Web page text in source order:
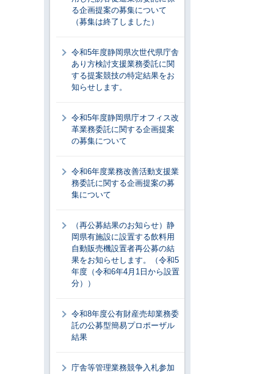
る企画提案の募集について
（募集は終了しました）
令和5年度静岡県次世代県庁舎
あり方検討支援業務委託に関
する提案競技の特定結果をお
知らせします。
令和5年度静岡県庁オフィス改
革業務委託に関する企画提案
の募集について
令和6年度業務改善活動支援業
務委託に関する企画提案の募
集について
（再公募結果のお知らせ）静
岡県有施設に設置する飲料用
自動販売機設置者再公募の結
果をお知らせします。（令和5
年度（令和6年4月1日から設置
分））
令和8年度公有財産売却業務委
託の公募型簡易プロポーザル
結果
庁舎等管理業務競争入札参加